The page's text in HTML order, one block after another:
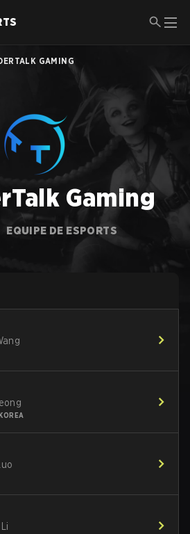
GAMING
Gaming
EQUIPE DE ESPORTS